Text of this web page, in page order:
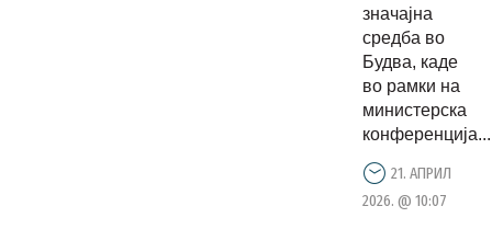
средбата
меѓу
Минчев и
Суперти
значајна
средба во
Будва, каде
во рамки на
министерска
конференција...
21. АПРИЛ
2026. @ 10:07